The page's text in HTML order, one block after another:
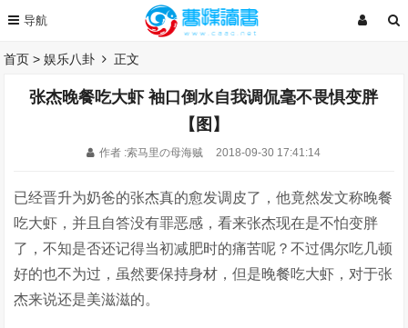
首页 >娱乐八卦 正文
张杰晚餐吃大虾 袖口倒水自我调侃毫不畏惧变胖
【图】
作者 :索马里の母海贼 2018-09-30 17:41:14
已经晋升为奶爸的张杰真的愈发调皮了，他竟然发文称晚餐
吃大虾，并且自答没有罪恶感，看来张杰现在是不怕变胖
了，不知是否还记得当初减肥时的痛苦呢？不过偶尔吃几顿
好的也不为过，虽然要保持身材，但是晚餐吃大虾，对于张
杰来说还是美滋滋的。